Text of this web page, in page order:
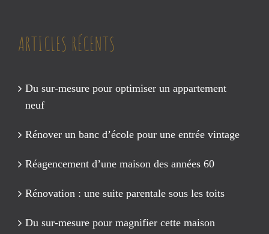
ARTICLES RÉCENTS
Du sur-mesure pour optimiser un appartement
neuf
Rénover un banc d’école pour une entrée vintage
Réagencement d’une maison des années 60
Rénovation : une suite parentale sous les toits
Du sur-mesure pour magnifier cette maison